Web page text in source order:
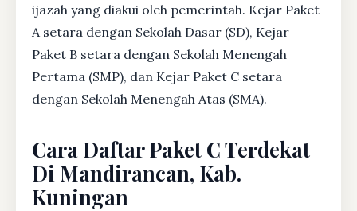
ijazah yang diakui oleh pemerintah. Kejar Paket
A setara dengan Sekolah Dasar (SD), Kejar
Paket B setara dengan Sekolah Menengah
Pertama (SMP), dan Kejar Paket C setara
dengan Sekolah Menengah Atas (SMA).
Cara Daftar Paket C Terdekat
Di Mandirancan, Kab.
Kuningan